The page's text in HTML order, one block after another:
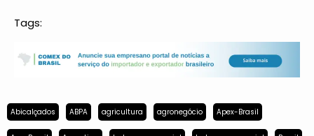
Tags:
Abicalçados ABPA agricultura agronegócio Apex-Brasil